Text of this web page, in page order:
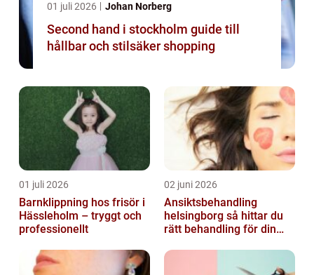
01 juli 2026 Johan Norberg
Second hand i stockholm guide till
hållbar och stilsäker shopping
01 juli 2026
Barnklippning hos frisör i
Hässleholm – tryggt och
professionellt
02 juni 2026
Ansiktsbehandling
helsingborg så hittar du
rätt behandling för din